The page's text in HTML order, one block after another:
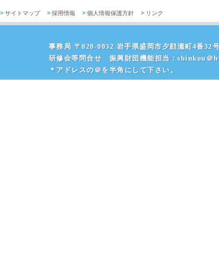
サイトマップ 採用情報 個人情報保護方針 リンク
事務局 〒020-0032 岩手県盛岡市夕顔瀬町4番32
研修会等問合せ 振興財団機能担当：
＊アドレスの＠を半角にして下さい。